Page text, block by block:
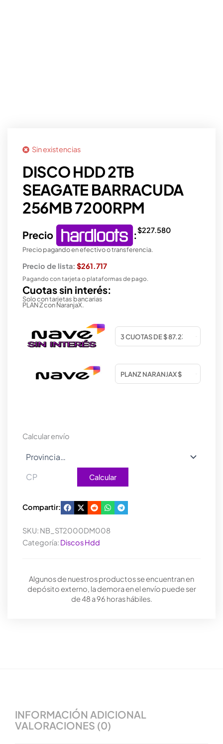
Sin existencias
DISCO HDD 2TB
SEAGATE BARRACUDA
256MB 7200RPM
Precio :$227.580
Precio pagando en efectivo o transferencia.
Precio de lista: $261.717
Pagando con tarjeta o plataformas de pago.
Cuotas sin interés:
Solo con tarjetas bancarias
PLAN Z con NaranjaX.
Calcular envío
Calcular
Compartir:
SKU: NB_ST2000DM008
Categoría: Discos Hdd
Algunos de nuestros productos se encuentran en
depósito externo, la demora en el envío puede ser
de 48 a 96 horas hábiles.
INFORMACIÓN ADICIONAL
VALORACIONES (0)